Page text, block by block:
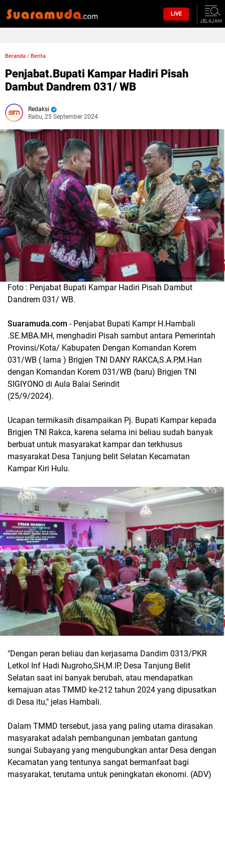
LIVE
JELAJAHI
Beranda / Berita
Penjabat.Bupati Kampar Hadiri Pisah
Dambut Dandrem 031/ WB
Redaksi
Rabu, 25 September 2024
Foto : Penjabat Bupati Kampar Hadiri Pisah Dambut
Dandrem 031/ WB.
Suaramuda.com - Penjabat Bupati Kampr H.Hambali
.SE.MBA.MH, menghadiri Pisah sambut antara Pemerintah
Provinsi/Kota/ Kabupaten Dengan Komandan Korem
031/WB ( lama ) Brigjen TNI DANY RAKCA,S.A.P,M.Han
dengan Komandan Korem 031/WB (baru) Brigjen TNI
SIGIYONO di Aula Balai Serindit
(25/9/2024).
Ucapan termikasih disampaikan Pj. Bupati Kampar kepada
Brigjen TNI Rakca, karena selama ini beliau sudah banyak
berbuat untuk masyarakat kampar dan terkhusus
masyarakat Desa Tanjung belit Selatan Kecamatan
Kampar Kiri Hulu.
"Dengan peran beliau dan kerjasama Dandim 0313/PKR
Letkol Inf Hadi Nugroho,SH,M.IP, Desa Tanjung Belit
Selatan saat ini banyak berubah, atau mendapatkan
kemajuan atas TMMD ke-212 tahun 2024 yang dipusatkan
di Desa itu," jelas Hambali.
Dalam TMMD tersebut, jasa yang paling utama dirasakan
masyarakat adalah pembangunan jembatan gantung
sungai Subayang yang mengubungkan antar Desa dengan
Kecamatan yang tentunya sangat bermanfaat bagi
masyarakat, terutama untuk peningkatan ekonomi. (ADV)